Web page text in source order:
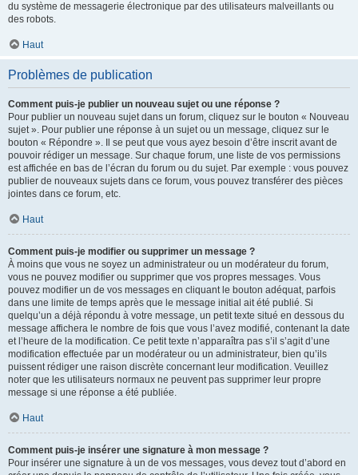
du système de messagerie électronique par des utilisateurs malveillants ou
des robots.
Haut
Problèmes de publication
Comment puis-je publier un nouveau sujet ou une réponse ?
Pour publier un nouveau sujet dans un forum, cliquez sur le bouton « Nouveau
sujet ». Pour publier une réponse à un sujet ou un message, cliquez sur le
bouton « Répondre ». Il se peut que vous ayez besoin d’être inscrit avant de
pouvoir rédiger un message. Sur chaque forum, une liste de vos permissions
est affichée en bas de l’écran du forum ou du sujet. Par exemple : vous pouvez
publier de nouveaux sujets dans ce forum, vous pouvez transférer des pièces
jointes dans ce forum, etc.
Haut
Comment puis-je modifier ou supprimer un message ?
À moins que vous ne soyez un administrateur ou un modérateur du forum,
vous ne pouvez modifier ou supprimer que vos propres messages. Vous
pouvez modifier un de vos messages en cliquant le bouton adéquat, parfois
dans une limite de temps après que le message initial ait été publié. Si
quelqu’un a déjà répondu à votre message, un petit texte situé en dessous du
message affichera le nombre de fois que vous l’avez modifié, contenant la date
et l’heure de la modification. Ce petit texte n’apparaîtra pas s’il s’agit d’une
modification effectuée par un modérateur ou un administrateur, bien qu’ils
puissent rédiger une raison discrète concernant leur modification. Veuillez
noter que les utilisateurs normaux ne peuvent pas supprimer leur propre
message si une réponse a été publiée.
Haut
Comment puis-je insérer une signature à mon message ?
Pour insérer une signature à un de vos messages, vous devez tout d’abord en